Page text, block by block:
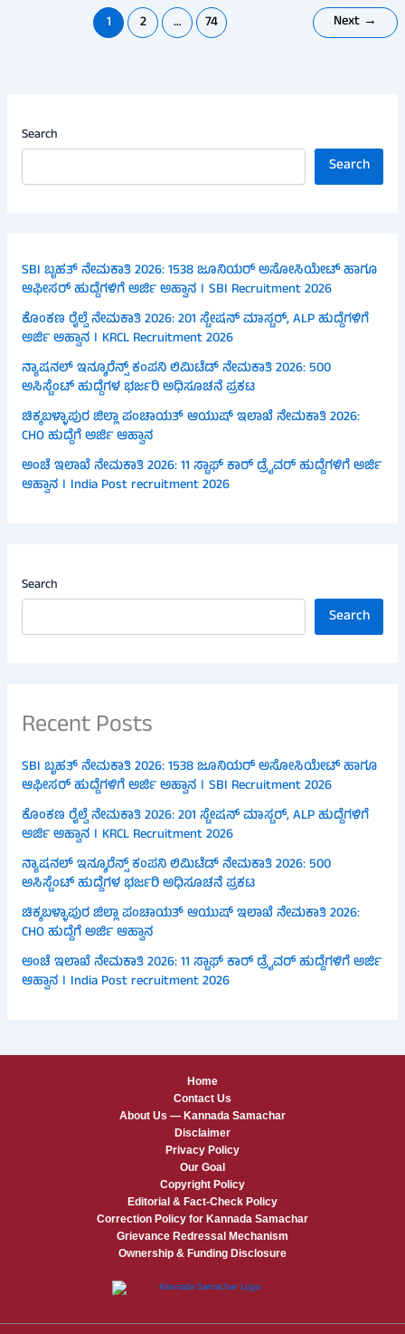
1 2 … 74 Next →
Search
Search
SBI ಬೃಹತ್ ನೇಮಕಾತಿ 2026: 1538 ಜೂನಿಯರ್ ಅಸೋಸಿಯೇಟ್ ಹಾಗೂ
ಆಫೀಸರ್ ಹುದ್ದೆಗಳಿಗೆ ಅರ್ಜಿ ಅಹ್ವಾನ । SBI Recruitment 2026
ಕೊಂಕಣ ರೈಲ್ವೆ ನೇಮಕಾತಿ 2026: 201 ಸ್ಟೇಷನ್ ಮಾಸ್ಟರ್, ALP ಹುದ್ದೆಗಳಿಗೆ
ಅರ್ಜಿ ಅಹ್ವಾನ । KRCL Recruitment 2026
ನ್ಯಾಷನಲ್ ಇನ್ಶೂರೆನ್ಸ್ ಕಂಪನಿ ಲಿಮಿಟೆಡ್ ನೇಮಕಾತಿ 2026: 500
ಅಸಿಸ್ಟೆಂಟ್ ಹುದ್ದೆಗಳ ಭರ್ಜರಿ ಅಧಿಸೂಚನೆ ಪ್ರಕಟ
ಚಿಕ್ಕಬಳ್ಳಾಪುರ ಜಿಲ್ಲಾ ಪಂಚಾಯತ್ ಆಯುಷ್ ಇಲಾಖೆ ನೇಮಕಾತಿ 2026:
CHO ಹುದ್ದೆಗೆ ಅರ್ಜಿ ಆಹ್ವಾನ
ಅಂಚೆ ಇಲಾಖೆ ನೇಮಕಾತಿ 2026: 11 ಸ್ಟಾಫ್ ಕಾರ್ ಡ್ರೈವರ್ ಹುದ್ದೆಗಳಿಗೆ ಅರ್ಜಿ
ಆಹ್ವಾನ । India Post recruitment 2026
Search
Search
Recent Posts
SBI ಬೃಹತ್ ನೇಮಕಾತಿ 2026: 1538 ಜೂನಿಯರ್ ಅಸೋಸಿಯೇಟ್ ಹಾಗೂ
ಆಫೀಸರ್ ಹುದ್ದೆಗಳಿಗೆ ಅರ್ಜಿ ಅಹ್ವಾನ । SBI Recruitment 2026
ಕೊಂಕಣ ರೈಲ್ವೆ ನೇಮಕಾತಿ 2026: 201 ಸ್ಟೇಷನ್ ಮಾಸ್ಟರ್, ALP ಹುದ್ದೆಗಳಿಗೆ
ಅರ್ಜಿ ಅಹ್ವಾನ । KRCL Recruitment 2026
ನ್ಯಾಷನಲ್ ಇನ್ಶೂರೆನ್ಸ್ ಕಂಪನಿ ಲಿಮಿಟೆಡ್ ನೇಮಕಾತಿ 2026: 500
ಅಸಿಸ್ಟೆಂಟ್ ಹುದ್ದೆಗಳ ಭರ್ಜರಿ ಅಧಿಸೂಚನೆ ಪ್ರಕಟ
ಚಿಕ್ಕಬಳ್ಳಾಪುರ ಜಿಲ್ಲಾ ಪಂಚಾಯತ್ ಆಯುಷ್ ಇಲಾಖೆ ನೇಮಕಾತಿ 2026:
CHO ಹುದ್ದೆಗೆ ಅರ್ಜಿ ಆಹ್ವಾನ
ಅಂಚೆ ಇಲಾಖೆ ನೇಮಕಾತಿ 2026: 11 ಸ್ಟಾಫ್ ಕಾರ್ ಡ್ರೈವರ್ ಹುದ್ದೆಗಳಿಗೆ ಅರ್ಜಿ
ಆಹ್ವಾನ । India Post recruitment 2026
Home
Contact Us
About Us — Kannada Samachar
Disclaimer
Privacy Policy
Our Goal
Copyright Policy
Editorial & Fact-Check Policy
Correction Policy for Kannada Samachar
Grievance Redressal Mechanism
Ownership & Funding Disclosure